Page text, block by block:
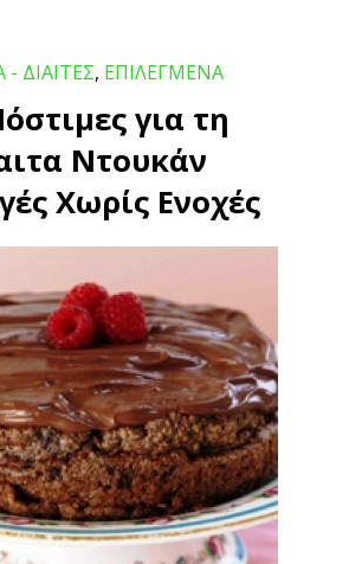
- ΔΙΑΙΤΕΣ, ΕΠΙΛΕΓΜΕΝΑ
για τη
Ντουκάν
Χωρίς Ενοχές